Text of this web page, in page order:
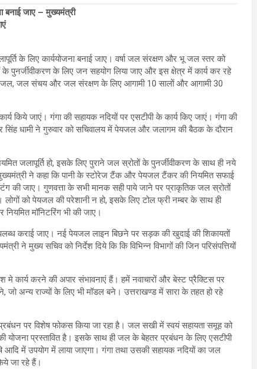
बनाई जाए –मुख्यमंत्री
के लिए कार्ययोजना बनाई जाए। वर्षा जल संरक्षण और भू जल स्तर को
पुनर्जीवीकरण के लिए जन सहयोग लिया जाए और इस क्षेत्र में कार्य कर रहे
जल संचय और जल संरक्षण के लिए आगामी 10 सालों और आगामी 30
किये जाएं। गंगा की सहायक नदियों पर एसटीपी के कार्य किए जाएं। गंगा की
धामी ने गुरुवार को सचिवालय में पेयजल और जलागम की बैठक के दौरान
जलापूर्ति हो, इसके लिए पुराने जल स्रोतों के पुनर्जीवीकरण के साथ ही नये
ने कहा कि पानी के स्टोरेज टैंक और पेयजल टैंकर की नियमित सफाई
की जाए। गुणवत्ता के सभी मानक सही पाये जाने पर प्राकृतिक जल स्रोतों
को पेयजल की परेशानी न हो, इसके लिए टोल फ्री नम्बर के साथ ही
मॉनिटरिंग भी की जाए।
कराई जाए। नई पेयजल लाइन बिछने पर सड़क की खुदाई की शिकायतों
ने मुख्य सचिव को निर्देश दिये कि कि विभिन्न विभागों की जिन परिसंपत्तियों
मे कार्य करने की अपार संभावनाएं हैं। हमें नवाचारों और बेस्ट प्रैक्टिस पर
जो अन्य राज्यों के लिए भी मॉडल बने। उत्तराखण्ड में सारा के तहत हो रहे
पर विशेष फोकस किया जा रहा है। जल सखी में स्वयं सहायता समूह को
प्रस्तावित है। इसके साथ ही जल के बेहतर प्रबंधन के लिए एसटीपी
आदि में उपयोग में लाया जाएगा। गंगा तथा उसकी सहायक नदियों का जल
जा रहे हैं।